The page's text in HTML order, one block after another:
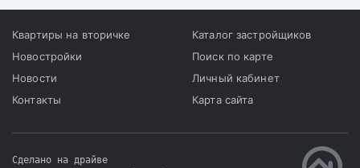
Квартиры на вторичке
Новостройки
Новости
Контакты
Каталог застройщиков
Поиск по карте
Личный кабинет
Карта сайта
Сделано на драйве